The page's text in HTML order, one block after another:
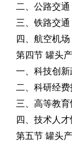
二、公路交通
三、铁路交通
四、航空机场
第四节 罐头
一、科技创
二、科研经费
三、高等教
四、技术人
第五节 罐头